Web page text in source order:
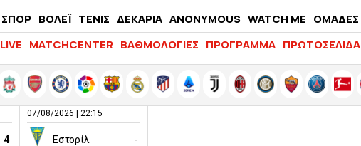
ΣΠΟΡ ΒΟΛΕΪ ΤΕΝΙΣ ΔΕΚΑΡΙΑ ANONYMOUS WATCH ME ΟΜΑΔΕΣ
LIFEWITNESS
LIVE MATCHCENTER ΒΑΘΜΟΛΟΓΙΕΣ ΠΡΟΓΡΑΜΜΑ ΠΡΩΤΟΣΕΛΙΔΑ
4
07/08/2026 | 22:15
Εστορίλ -